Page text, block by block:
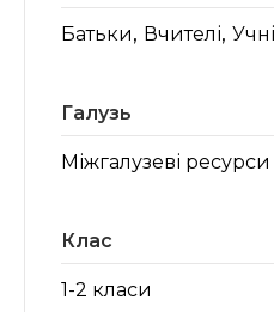
Батьки, Вчителі, Учні
Галузь
Міжгалузеві ресурси
Клас
1-2 класи